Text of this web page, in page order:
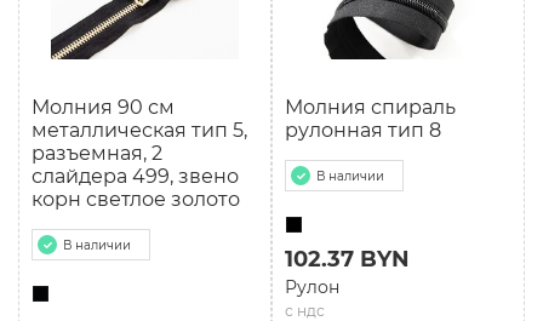
Молния 90 см
мeталлическая тип 5,
разъемная, 2
слайдера 499, звено
корн светлое золото
В наличии
Молния спираль
рулонная тип 8
В наличии
с ндс
102.37 BYN
Рулон